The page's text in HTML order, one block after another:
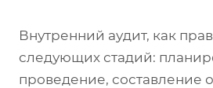
Внутренний аудит, как
следующих стадий:
проведение, составление